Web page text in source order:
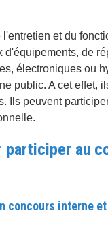
et du
de
électroniques ou
public. A cet effet,
Ils peuvent
participer au
concours interne